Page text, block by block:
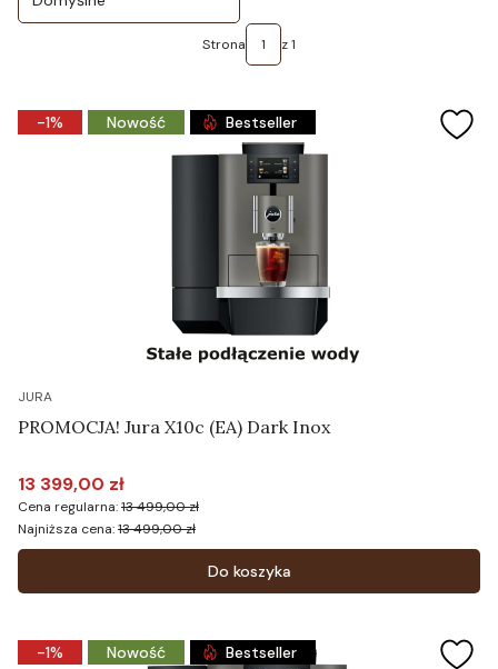
Strona z 1
-1% Nowość Bestseller
JURA
PROMOCJA! Jura X10c (EA) Dark Inox
Cena promocyjna
13 399,00 zł
Cena regularna:13 499,00 zł
Najniższa cena:13 499,00 zł
Do koszyka
-1% Nowość Bestseller